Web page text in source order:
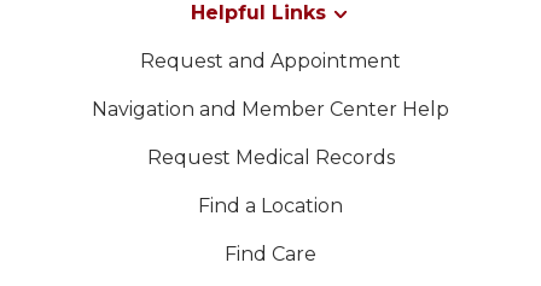
Helpful Links
Request and Appointment
Navigation and Member Center Help
Request Medical Records
Find a Location
Find Care